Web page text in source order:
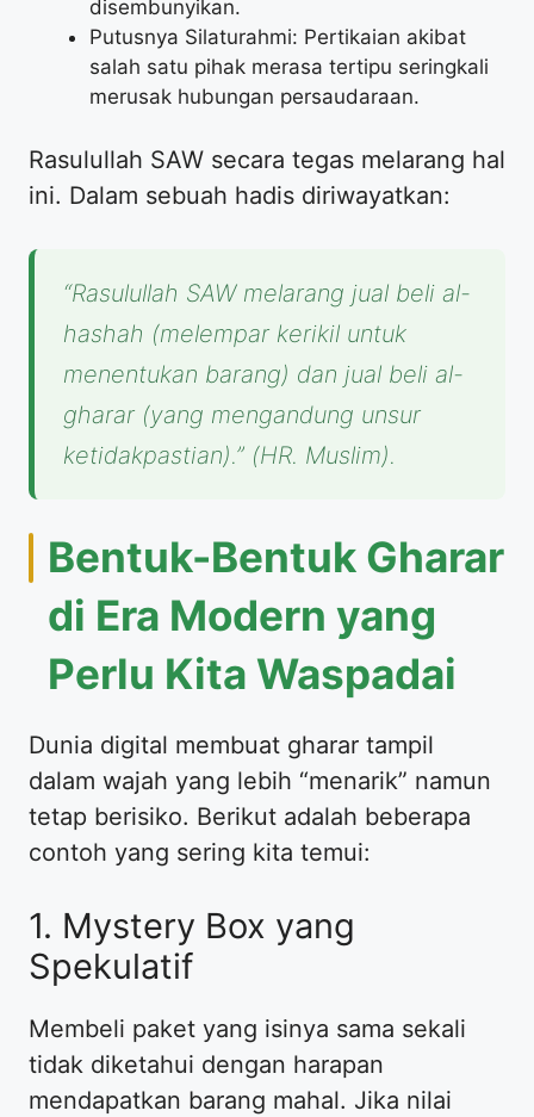
disembunyikan.
Putusnya Silaturahmi: Pertikaian akibat
salah satu pihak merasa tertipu seringkali
merusak hubungan persaudaraan.
Rasulullah SAW secara tegas melarang hal
ini. Dalam sebuah hadis diriwayatkan:
“Rasulullah SAW melarang jual beli al-
hashah (melempar kerikil untuk
menentukan barang) dan jual beli al-
gharar (yang mengandung unsur
ketidakpastian).” (HR. Muslim).
Bentuk-Bentuk Gharar
di Era Modern yang
Perlu Kita Waspadai
Dunia digital membuat gharar tampil
dalam wajah yang lebih “menarik” namun
tetap berisiko. Berikut adalah beberapa
contoh yang sering kita temui:
1. Mystery Box yang
Spekulatif
Membeli paket yang isinya sama sekali
tidak diketahui dengan harapan
mendapatkan barang mahal. Jika nilai